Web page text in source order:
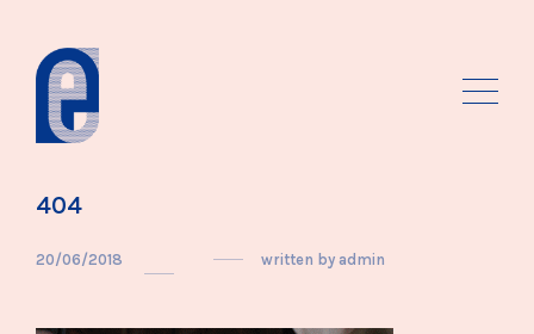
404
20/06/2018 written by admin